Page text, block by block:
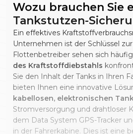
Wozu brauchen Sie
Tankstutzen-
Ein effektives
Unternehmen ist der Schlüssel
Flottenbetreiber sehen sich
des Kraftstoffdiebstahls
Sie den Inhalt der Tanks in Ihren
bieten Ihnen eine innovative
kabellosen, elektronischen
Stromversorgung und drahtloser
dem Data System GPS-Tracker
in der Fahrerkabine. Dies ist eine